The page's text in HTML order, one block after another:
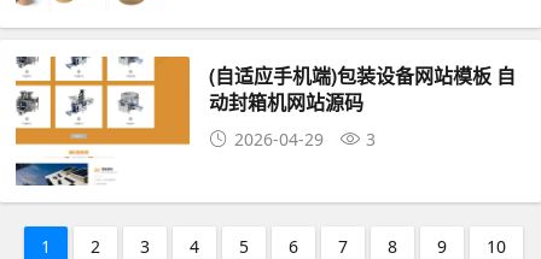
(自适应手机端)包装设备网站模板 自
动封箱机网站源码
2026-04-29 3
1 2 3 4 5 6 7 8 9 10